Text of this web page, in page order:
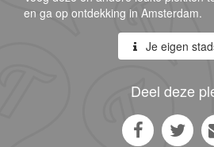
en ga op ontdekking in Amsterdam.
Je eigen
Deel deze